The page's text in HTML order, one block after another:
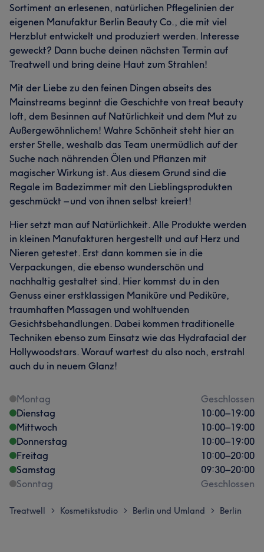
Sortiment an erlesenen, natürlichen Pflegelinien der
eigenen Manufaktur Berlin Beauty Co., die mit viel
Herzblut entwickelt und produziert werden. Interesse
geweckt? Dann buche deinen nächsten Termin auf
Treatwell und bring deine Haut zum Strahlen!
Mit der Liebe zu den feinen Dingen abseits des
Mainstreams beginnt die Geschichte von treat beauty
loft, dem Besinnen auf Natürlichkeit und dem Mut zu
Außergewöhnlichem! Wahre Schönheit steht hier an
erster Stelle, weshalb das Team unermüdlich auf der
Suche nach nährenden Ölen und Pflanzen mit
magischer Wirkung ist. Aus diesem Grund sind die
Regale im Badezimmer mit den Lieblingsprodukten
geschmückt – und von ihnen selbst kreiert!
Hier setzt man auf Natürlichkeit. Alle Produkte werden
in kleinen Manufakturen hergestellt und auf Herz und
Nieren getestet. Erst dann kommen sie in die
Verpackungen, die ebenso wunderschön und
nachhaltig gestaltet sind. Hier kommst du in den
Genuss einer erstklassigen Maniküre und Pediküre,
traumhaften Massagen und wohltuenden
Gesichtsbehandlungen. Dabei kommen traditionelle
Techniken ebenso zum Einsatz wie das Hydrafacial der
Hollywoodstars. Worauf wartest du also noch, erstrahl
auch du in neuem Glanz!
Montag
Geschlossen
Dienstag
10:00–19:00
Mittwoch
10:00–19:00
Donnerstag
10:00–19:00
Freitag
10:00–20:00
Samstag
09:30–20:00
Sonntag
Geschlossen
Treatwell > Kosmetikstudio > Berlin und Umland > Berlin